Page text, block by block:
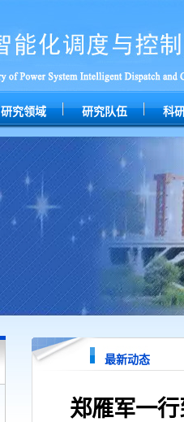
研究领域 研究队伍 科
最新动态
郑雁军一